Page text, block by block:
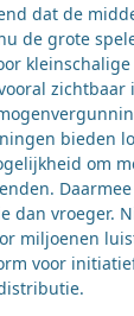
dat de
de grote
zichtbaar
bieden
om
dan vroeger.
miljoenen
voor